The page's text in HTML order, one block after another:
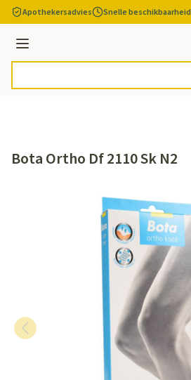
Ga naar de inhoud
Apothekersadvies Snelle beschikbaarheid
Menu
Bota Ortho Df 2110 Sk N2